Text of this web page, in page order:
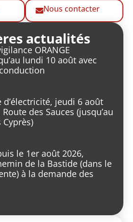
Nous contacter
actualités
ORANGE
lundi 10 août avec
jeudi 6 août
des Sauces (jusqu’au
Cyprès)
le 1er août 2026,
de la Bastide (dans le
à la demande des